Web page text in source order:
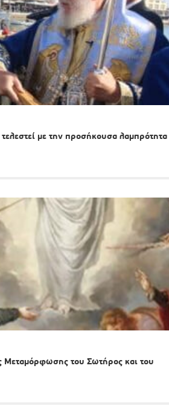
με την προσήκουσα
Μεταμόρφωσης του Σωτήρος και του